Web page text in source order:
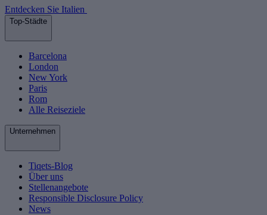
Entdecken Sie Italien
Top-Städte
Barcelona
London
New York
Paris
Rom
Alle Reiseziele
Unternehmen
Tiqets-Blog
Über uns
Stellenangebote
Responsible Disclosure Policy
News